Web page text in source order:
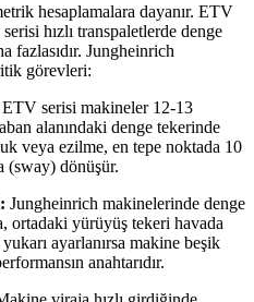
hesaplamalara dayanır. ETV
hızlı transpaletlerde denge
fazlasıdır. Jungheinrich
görevleri:
ETV serisi makineler 12-13
alanındaki denge tekerinde
veya ezilme, en tepe noktada 10
(sway) dönüşür.
Jungheinrich makinelerinde denge
ortadaki yürüyüş tekeri havada
ayarlanırsa makine beşik
anahtarıdır.